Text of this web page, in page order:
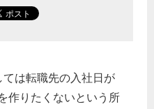
は転職先の入社日が
作りたくないという所
稿しますか？